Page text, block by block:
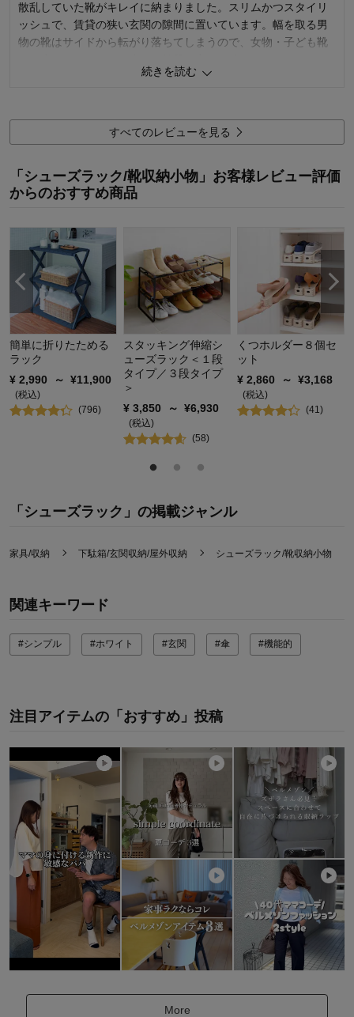
散乱していた靴がキレイに納まりました。スリムかつスタイリ
ッシュで、賃貸の狭い玄関の隙間に置いています。幅を取る男
物の靴はサイドから転がり落ちてしまうので、女物・子ども靴
購入商品： アイボリー, 7段
続きを読む
すべてのレビューを見る
「シューズラック/靴収納小物」お客様レビュー評価
からのおすすめ商品
簡単に折りたためる
ラック
¥ 2,990 ～ ¥11,900
(税込)
(796)
スタッキング伸縮シ
ューズラック＜１段
タイプ／３段タイプ
＞
¥ 3,850 ～ ¥6,930
(税込)
(58)
くつホルダー８個セ
ット
¥ 2,860 ～ ¥3,168
(税込)
(41)
「シューズラック」の掲載ジャンル
家具/収納 下駄箱/玄関収納/屋外収納 シューズラック/靴収納小物
関連キーワード
#シンプル #ホワイト #玄関 #傘 #機能的
注目アイテムの「おすすめ」投稿
More